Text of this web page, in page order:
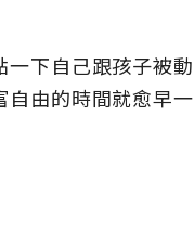
下自己跟孩子被動
由的時間就愈早一